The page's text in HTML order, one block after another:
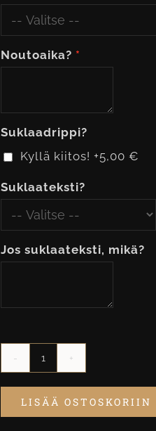
Noutoaika?
Suklaadrippi?
Kyllä kiitos! +5,00 €
Suklaateksti?
Jos suklaateksti, mikä?
Mansikka-
Täytekakku
LISÄÄ OSTOSKORIIN